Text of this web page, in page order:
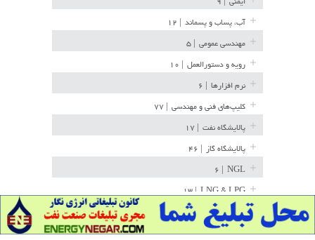
آب، پساب و پسماند
مهندسی عمومی
رویه و دستورالعمل
نرم افزارها
کلیپ‌های فنی و مهندسی
پالایشگاه نفت
پالایشگاه گاز
NGL
LNG & LPG | ۱۳
خط لوله | ۳۶
مخازن ذخیره | ۱۵